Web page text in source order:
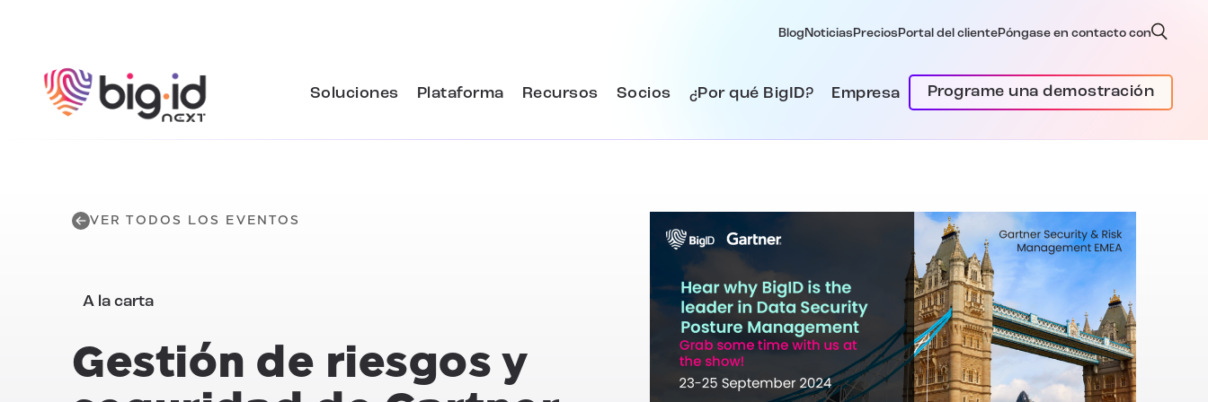
Blog Noticias Precios Portal del clientePóngase en contacto con
Soluciones Plataforma Recursos Socios ¿Por qué BigID? Empresa Programe una demostración
VER TODOS LOS EVENTOS
A la carta
Gestión de riesgos y